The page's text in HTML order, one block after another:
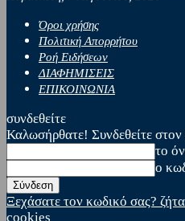
Όροι χρήσης
Πολιτική Απορρήτου
Ροή Ειδήσεων
ΔΙΑΦΗΜΙΣΕΙΣ
ΕΠΙΚΟΙΝΩΝΙΑ
συνδεθείτε
Καλωσήρθατε! Συνδεθείτε
το
ο
Ξεχάσατε τον κωδικό σας?
cookies